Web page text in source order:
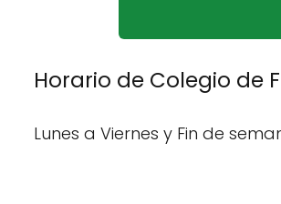
Horario de Colegio de
Lunes a Viernes y Fin de